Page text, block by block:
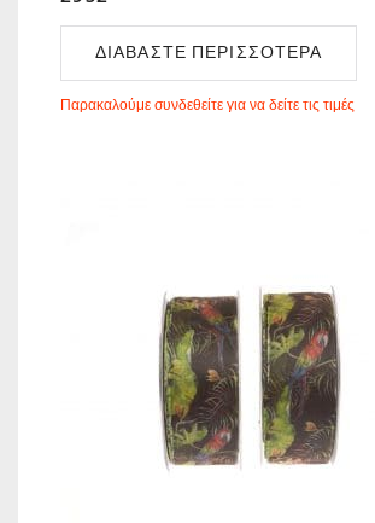
ΔΙΑΒΆΣΤΕ ΠΕΡΙΣΣΌΤΕΡΑ
Παρακαλούμε συνδεθείτε για να δείτε τις τιμές